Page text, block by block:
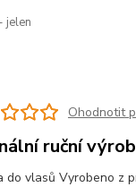
jelen
Ohodnotit
ruční
do vlasů Vyrobeno z